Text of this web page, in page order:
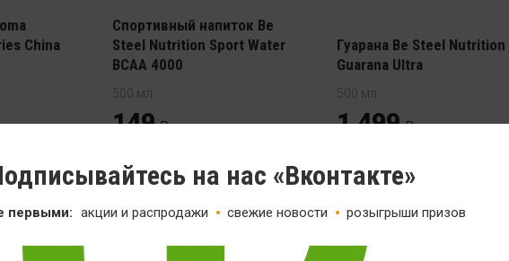
China
Спортивный напиток Be
Steel Nutrition Sport Water
BCAA 4000
500 мл
149
Гуарана Be Steel Nutrition
Guarana Ultra
500 мл
1 499
на нас «Вконтакте»
первыми: акции и распродажи свежие новости розыгрыши призов